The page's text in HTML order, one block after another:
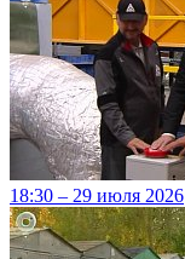
18:30 – 29 июля 2026